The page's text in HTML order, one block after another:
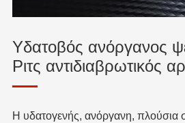
Υδατοβός ανόργανος
Ριτς αντιδιαβρωτικός
Η υδατογενής, ανόργανη, πλούσια